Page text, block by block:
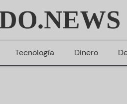
Tecnología Dinero